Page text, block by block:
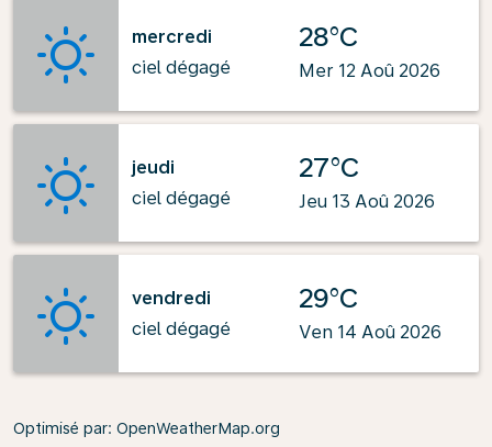
mercredi
ciel dégagé
28°C
Mer 12 Aoû 2026
jeudi
ciel dégagé
27°C
Jeu 13 Aoû 2026
vendredi
ciel dégagé
29°C
Ven 14 Aoû 2026
Optimisé par: OpenWeatherMap.org